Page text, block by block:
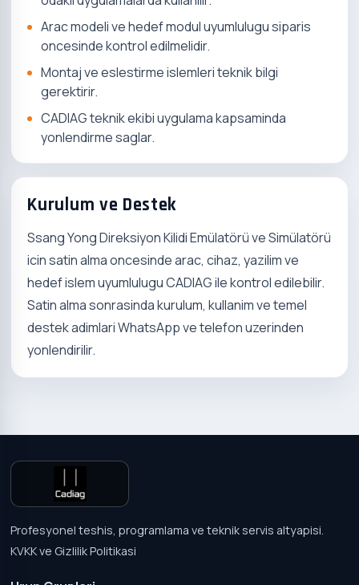
Arac modeli ve hedef modul uyumlulugu siparis
oncesinde kontrol edilmelidir.
Montaj ve eslestirme islemleri teknik bilgi
gerektirir.
CADIAG teknik ekibi uygulama kapsaminda
yonlendirme saglar.
Kurulum ve Destek
Ssang Yong Direksiyon Kilidi Emülatörü ve Simülatörü
icin satin alma oncesinde arac, cihaz, yazilim ve
hedef islem uyumlulugu CADIAG ile kontrol edilebilir.
Satin alma sonrasinda kurulum, kullanim ve temel
destek adimlari WhatsApp ve telefon uzerinden
yonlendirilir.
Profesyonel teshis, programlama ve teknik servis altyapisi.
KVKK ve Gizlilik Politikasi